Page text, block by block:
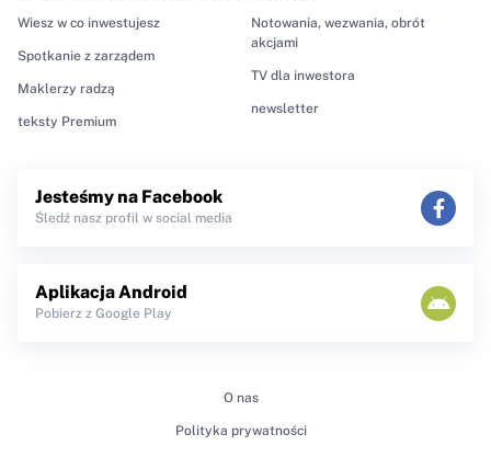
Wiesz w co inwestujesz
Spotkanie z zarządem
Maklerzy radzą
teksty Premium
Notowania, wezwania, obrót
akcjami
TV dla inwestora
newsletter
Jesteśmy na Facebook
Śledź nasz profil w social media
Aplikacja Android
Pobierz z Google Play
O nas
Polityka prywatności